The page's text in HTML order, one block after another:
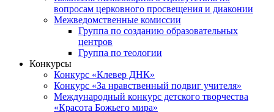
вопросам церковного просвещения и диаконии
Межведомственные комиссии
Группа по созданию образовательных
центров
Группа по теологии
Конкурсы
Конкурс «Клевер ДНК»
Конкурс «За нравственный подвиг учителя»
Международный конкурс детского творчества
«Красота Божьего мира»